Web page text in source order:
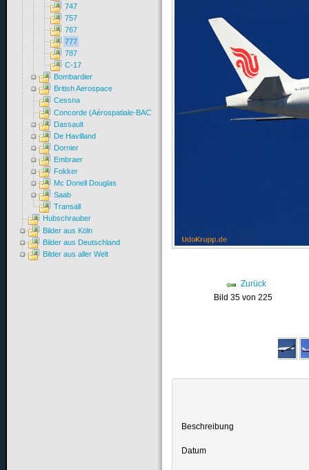
Zurück
Bild 35 von 225
Beschreibung
Datum
747
757
767
777
787
C-17
Bombardier
British Aerospace
Cessna
Concorde (Aérospatiale-BAC)
Dassault
De Havilland
Dornier
Embraer
Fokker
Mc Donell Douglas
Saab
Transall
Hubschrauber
Bilder aus Köln
Bilder aus Deutschland
Bilder aus aller Welt